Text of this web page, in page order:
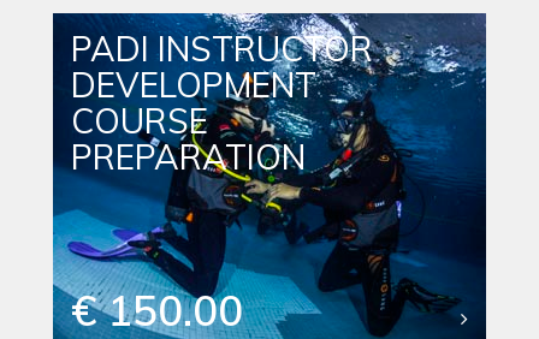
PADI INSTRUCTOR
DEVELOPMENT
COURSE
PREPARATION
€ 150.00